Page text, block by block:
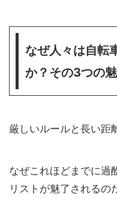
なぜ人々は自転
か？その3つの
厳しいルールと長い距
なぜこれほどまでに過
リストが魅了されるの